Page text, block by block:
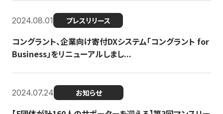
2024.08.01 プレスリリース
コングラント、企業向け寄付DXシステム「コングラント for
Business」をリニューアルしまし...
2024.07.24 お知らせ